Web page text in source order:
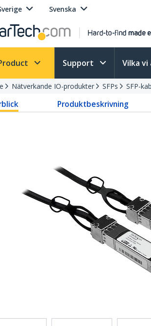
Svenska
Support Vilka vi
Nätverkande IO-produkter SFPs SFP-
Produktbeskrivning